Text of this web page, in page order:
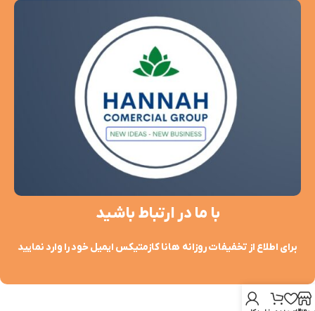
با ما در ارتباط باشید
برای اطلاع از تخفیفات روزانه هانا کازمتیکس ایمیل خود را وارد نمایید